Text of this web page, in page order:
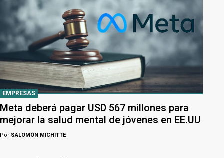
EMPRESAS
Meta deberá pagar USD 567 millones para
mejorar la salud mental de jóvenes en EE.UU
Por SALOMÓN MICHITTE